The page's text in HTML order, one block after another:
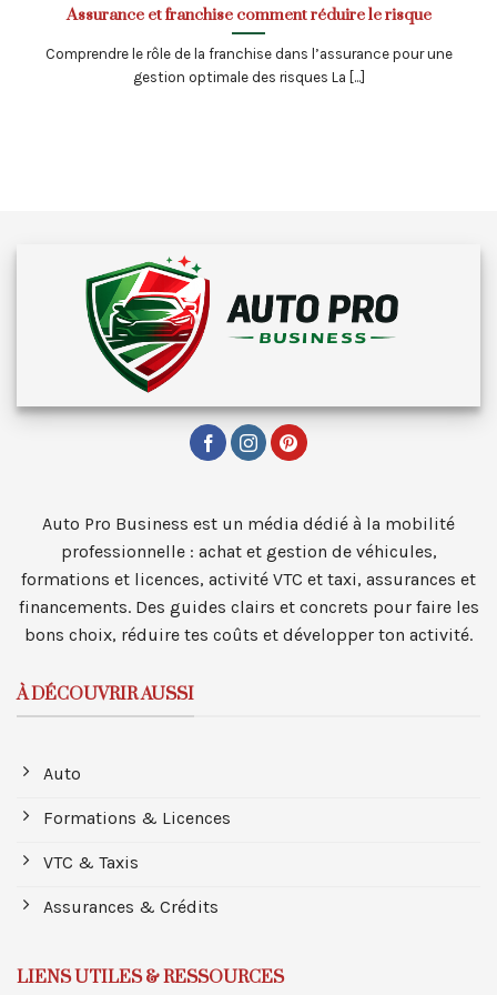
Assurance et franchise comment réduire le risque
Comprendre le rôle de la franchise dans l’assurance pour une
gestion optimale des risques La [...]
Auto Pro Business est un média dédié à la mobilité
professionnelle : achat et gestion de véhicules,
formations et licences, activité VTC et taxi, assurances et
financements. Des guides clairs et concrets pour faire les
bons choix, réduire tes coûts et développer ton activité.
À DÉCOUVRIR AUSSI
Auto
Formations & Licences
VTC & Taxis
Assurances & Crédits
LIENS UTILES & RESSOURCES